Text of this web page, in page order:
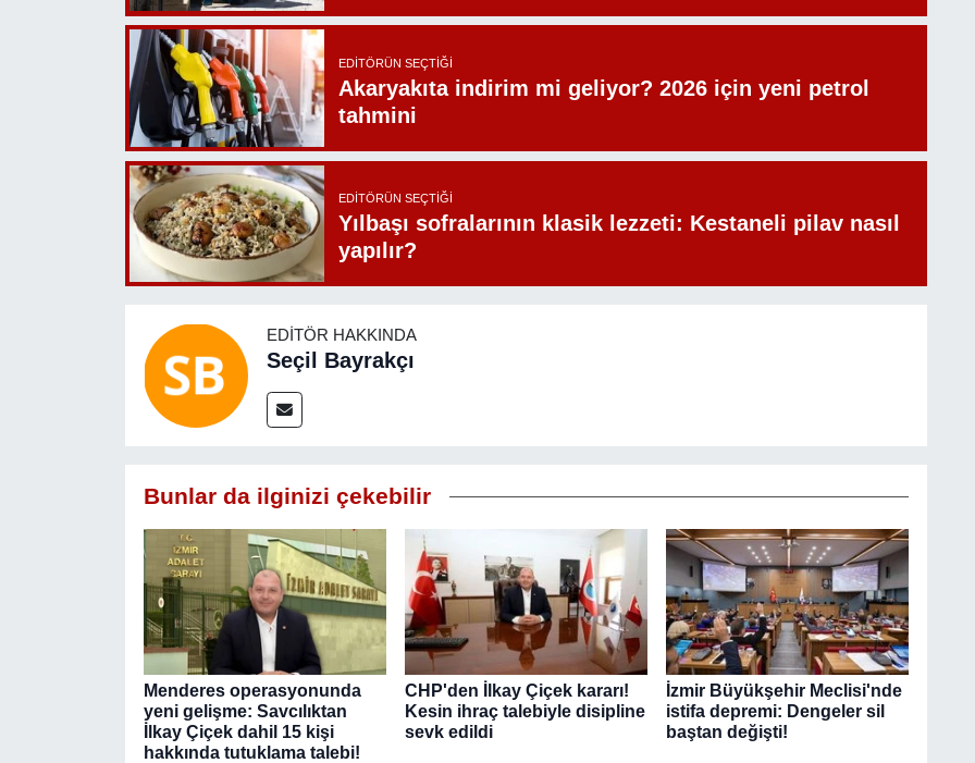
EDITÖRÜN SEÇTIĞI
Akaryakıta indirim mi geliyor? 2026 için yeni petrol
tahmini
EDITÖRÜN SEÇTIĞI
Yılbaşı sofralarının klasik lezzeti: Kestaneli pilav nasıl
yapılır?
EDITÖR HAKKINDA
Seçil Bayrakçı
Bunlar da ilginizi çekebilir
Menderes operasyonunda
yeni gelişme: Savcılıktan
İlkay Çiçek dahil 15 kişi
hakkında tutuklama talebi!
CHP'den İlkay Çiçek kararı!
Kesin ihraç talebiyle disipline
sevk edildi
İzmir Büyükşehir Meclisi'nde
istifa depremi: Dengeler sil
baştan değişti!